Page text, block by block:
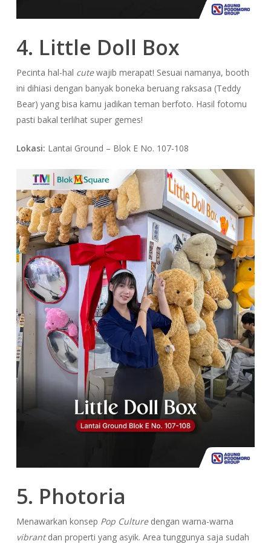
4. Little Doll Box
Pecinta hal-hal cutewajib merapat! Sesuai namanya, booth
ini dihiasi dengan banyak boneka beruang raksasa (Teddy
Bear) yang bisa kamu jadikan teman berfoto. Hasil fotomu
pasti bakal terlihat super gemes!
Lokasi: Lantai Ground – Blok E No. 107-108
5. Photoria
Menawarkan konsep Pop Culturedengan warna-warna
vibrantdan properti yang asyik. Area tunggunya saja sudah